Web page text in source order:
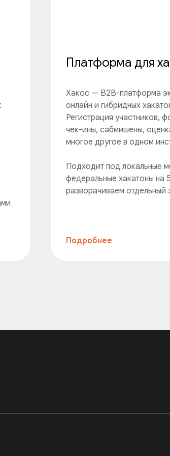
Платформа для
Хакос — B2B-платформа
онлайн и гибридных
Регистрация участников,
чек-ины, сабмишены,
многое другое в одном
Подходит под локальные
федеральные хакатоны на
разворачиваем отдельный
Подробнее